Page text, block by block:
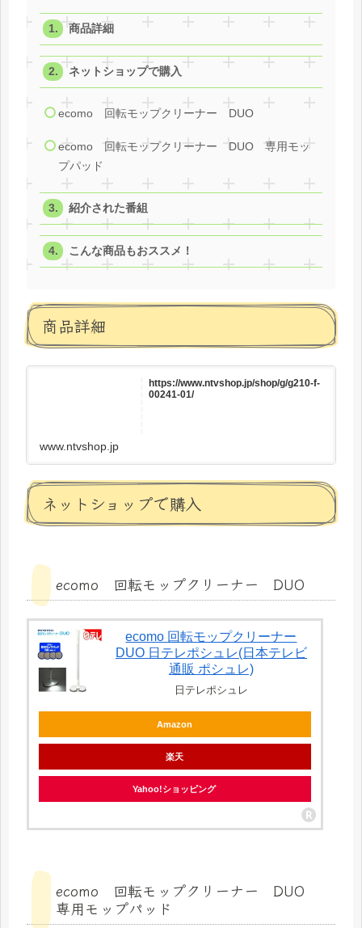
商品詳細
ネットショップで購入
ecomo 回転モップクリーナー DUO
ecomo 回転モップクリーナー DUO 専用モッ
プパッド
紹介された番組
こんな商品もおススメ！
商品詳細
https://www.ntvshop.jp/shop/g/g210-f-
00241-01/
www.ntvshop.jp
ネットショップで購入
ecomo 回転モップクリーナー DUO
ecomo 回転モップクリーナー
DUO 日テレポシュレ(日本テレビ
通販 ポシュレ)
日テレポシュレ
Amazon
楽天
Yahoo!ショッピング
ecomo 回転モップクリーナー DUO
専用モップパッド